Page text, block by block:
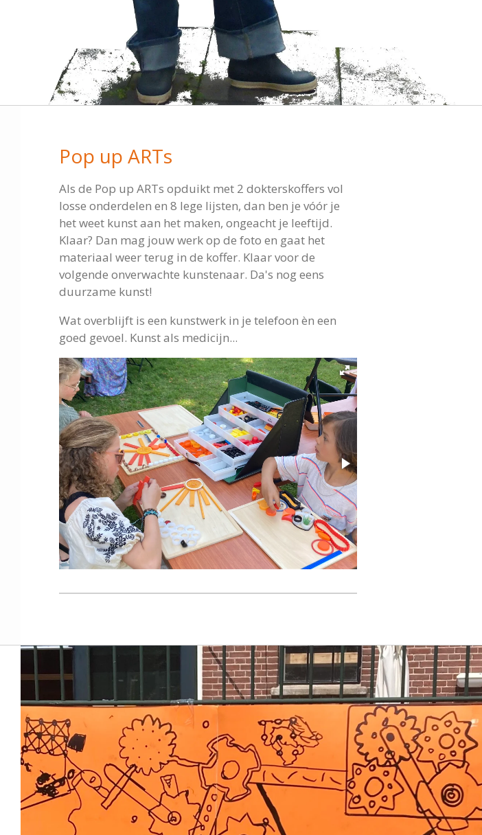
Pop up ARTs
Als de Pop up ARTs opduikt met 2 dokterskoffers vol
losse onderdelen en 8 lege lijsten, dan ben je vóór je
het weet kunst aan het maken, ongeacht je leeftijd.
Klaar? Dan mag jouw werk op de foto en gaat het
materiaal weer terug in de koffer. Klaar voor de
volgende onverwachte kunstenaar. Da's nog eens
duurzame kunst!
Wat overblijft is een kunstwerk in je telefoon èn een
goed gevoel. Kunst als medicijn...